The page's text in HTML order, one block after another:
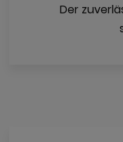
Der